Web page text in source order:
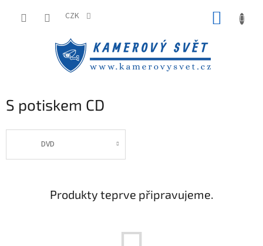
CZK
S potiskem CD
DVD
Produkty teprve připravujeme.